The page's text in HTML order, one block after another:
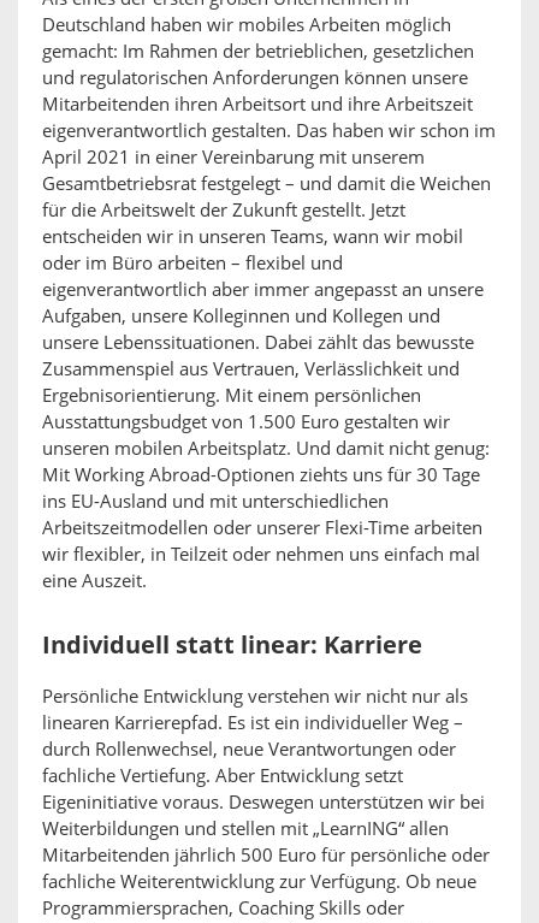
Deutschland haben wir mobiles Arbeiten möglich
gemacht: Im Rahmen der betrieblichen, gesetzlichen
und regulatorischen Anforderungen können unsere
Mitarbeitenden ihren Arbeitsort und ihre Arbeitszeit
eigenverantwortlich gestalten. Das haben wir schon im
April 2021 in einer Vereinbarung mit unserem
Gesamtbetriebsrat festgelegt – und damit die Weichen
für die Arbeitswelt der Zukunft gestellt. Jetzt
entscheiden wir in unseren Teams, wann wir mobil
oder im Büro arbeiten – flexibel und
eigenverantwortlich aber immer angepasst an unsere
Aufgaben, unsere Kolleginnen und Kollegen und
unsere Lebenssituationen. Dabei zählt das bewusste
Zusammenspiel aus Vertrauen, Verlässlichkeit und
Ergebnisorientierung. Mit einem persönlichen
Ausstattungsbudget von 1.500 Euro gestalten wir
unseren mobilen Arbeitsplatz. Und damit nicht genug:
Mit Working Abroad-Optionen ziehts uns für 30 Tage
ins EU-Ausland und mit unterschiedlichen
Arbeitszeitmodellen oder unserer Flexi-Time arbeiten
wir flexibler, in Teilzeit oder nehmen uns einfach mal
eine Auszeit.
Individuell statt linear: Karriere
Persönliche Entwicklung verstehen wir nicht nur als
linearen Karrierepfad. Es ist ein individueller Weg –
durch Rollenwechsel, neue Verantwortungen oder
fachliche Vertiefung. Aber Entwicklung setzt
Eigeninitiative voraus. Deswegen unterstützen wir bei
Weiterbildungen und stellen mit „LearnING“ allen
Mitarbeitenden jährlich 500 Euro für persönliche oder
fachliche Weiterentwicklung zur Verfügung. Ob neue
Programmiersprachen, Coaching Skills oder